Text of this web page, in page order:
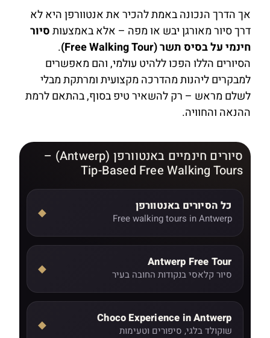
אך הדרך הנכונה באמת להכיר את אנטוורפן היא לא
דרך סיור מאורגן יבש או מפה – אלא באמצעותסיור
חינמי על בסיס תשר (Free Walking Tour)
.
הסיורים הללו הפכו ללהיט עולמי, והם מאפשרים
למבקרים ליהנות מהדרכה מקצועית ומרתקת מבלי
לשלם מראש – רק להשאיר טיפ בסוף, בהתאם לרמת
ההנאה והחוויה.
סיורים חינמיים באנטוורפן (Antwerp) –
Tip-Based Free Walking Tours
כל הסיורים באנטוורפן
Free walking tours in Antwerp
◆
Antwerp Free Tour
סיור קלאסי בנקודות החובה בעיר ◆
Choco Experience in Antwerp
שוקולד בלגי, סיפורים וטעימות ◆